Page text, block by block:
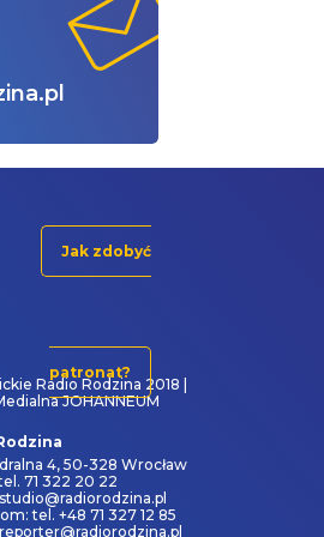
Jak zdobyć
patronat?
Radio Rodzina 2018 |
JOHANNEUM
4, 50-328 Wrocław
71 322 20 22
tel. +48 71 327 12 85